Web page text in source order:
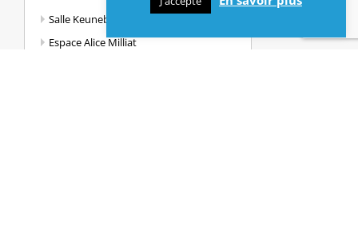
Salle Keunebrock
Espace Alice Milliat